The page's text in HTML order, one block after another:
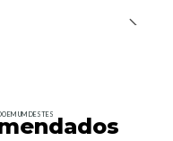
EM UM DESTES